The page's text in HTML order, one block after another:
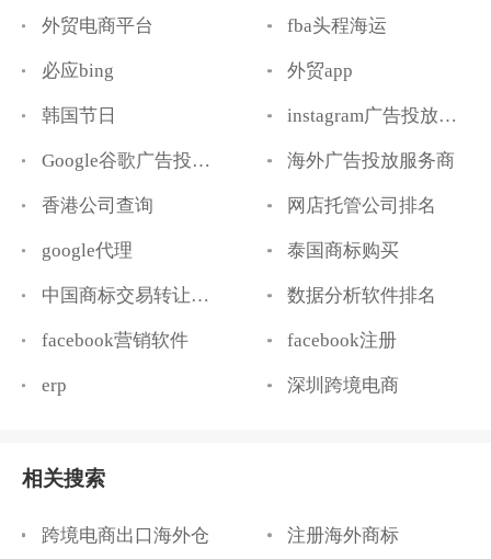
外贸电商平台 fba头程海运
必应bing 外贸app
韩国节日 instagram广告投放代运营
Google谷歌广告投放代运营 海外广告投放服务商
香港公司查询 网店托管公司排名
google代理 泰国商标购买
中国商标交易转让平台 数据分析软件排名
facebook营销软件 facebook注册
erp 深圳跨境电商
相关搜索
跨境电商出口海外仓 注册海外商标